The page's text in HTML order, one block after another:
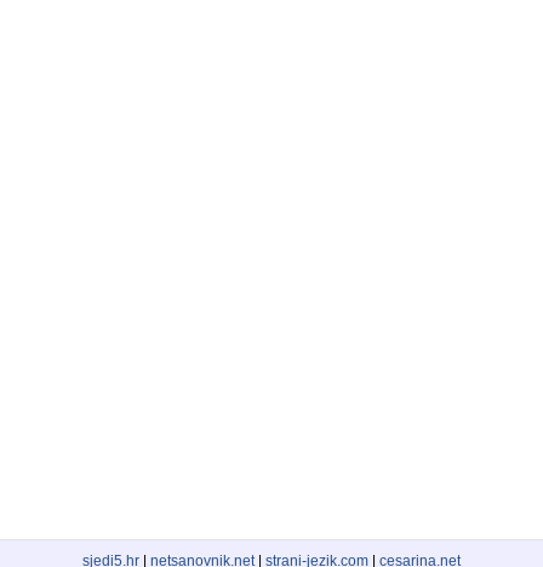
sjedi5.hr netsanovnik.net| strani-jezik.com cesarina.net